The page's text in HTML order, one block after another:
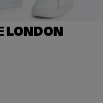
LONDON
37,99